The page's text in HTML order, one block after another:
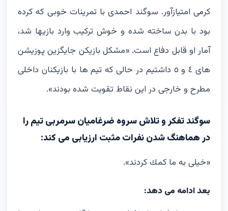
كرمى امتيازآور. سوگند احمدى با تمرينات خوبى كه كرده
بود با بدن ساخته شده و خوش تركيب وارد بازيها شد،
آمار او قابل دفاع است. «مشكل بازيكن جايگزين پوزيشن
هاى ٤ و ٥ داشتيم در حالى كه تيم ها با بازيكنان داخلى
مطرح و خارجى در اين نقاط تقويت شده بودند».
سوگند تفكر و تلاش سروه ضرغاميان سرمربى تيم را
در هماهنگ شدن نفرات مثبت ارزيابى مى كند:
«خيلى به ما كمك كردند».
بعد ادامه مى دهد: